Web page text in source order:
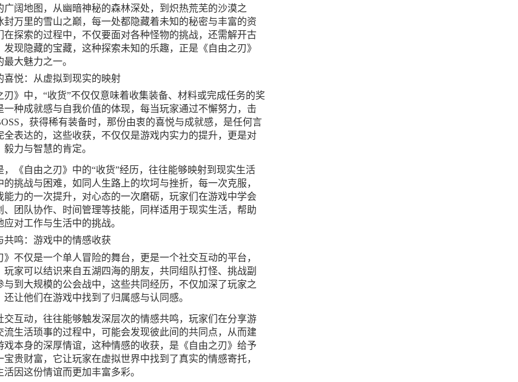
广阔地图，从幽暗神秘的森林深处，到炽热荒芜的沙漠之
封万里的雪山之巅，每一处都隐藏着未知的秘密与丰富的资
在探索的过程中，不仅要面对各种怪物的挑战，还需解开古
发现隐藏的宝藏，这种探索未知的乐趣，正是《自由之刃》
大魅力之一。
喜悦：从虚拟到现实的映射
刃》中，“收货”不仅仅意味着收集装备、材料或完成任务的奖
一种成就感与自我价值的体现，每当玩家通过不懈努力，击
，获得稀有装备时，那份由衷的喜悦与成就感，是任何言
全表达的，这些收获，不仅仅是游戏内实力的提升，更是对
力与智慧的肯定。
，《自由之刃》中的“收货”经历，往往能够映射到现实生活
的挑战与困难，如同人生路上的坎坷与挫折，每一次克服，
能力的一次提升，对心态的一次磨砺，玩家们在游戏中学会
、团队协作、时间管理等技能，同样适用于现实生活，帮助
应对工作与生活中的挑战。
共鸣：游戏中的情感收获
》不仅是一个单人冒险的舞台，更是一个社交互动的平台，
玩家可以结识来自五湖四海的朋友，共同组队打怪、挑战副
与到大规模的公会战中，这些共同经历，不仅加深了玩家之
还让他们在游戏中找到了归属感与认同感。
交互动，往往能够触发深层次的情感共鸣，玩家们在分享游
流生活琐事的过程中，可能会发现彼此间的共同点，从而建
戏本身的深厚情谊，这种情感的收获，是《自由之刃》给予
宝贵财富，它让玩家在虚拟世界中找到了真实的情感寄托，
活因这份情谊而更加丰富多彩。